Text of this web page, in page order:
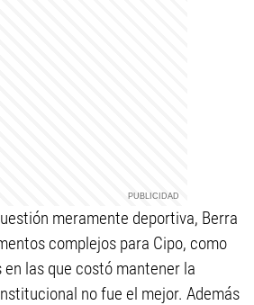
meramente deportiva, Berra
complejos para Cipo, como
las que costó mantener la
no fue el mejor. Además